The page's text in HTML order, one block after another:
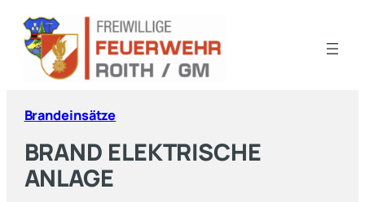
Brandeinsätze
BRAND ELEKTRISCHE
ANLAGE